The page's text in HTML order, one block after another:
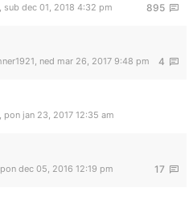
895
, sub dec 01, 2018 4:32 pm
4
, ned mar 26, 2017 9:48 pm
, pon jan 23, 2017 12:35 am
17
pon dec 05, 2016 12:19 pm